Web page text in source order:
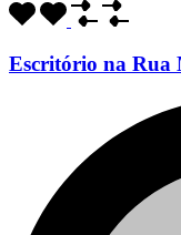
Escritório na Rua